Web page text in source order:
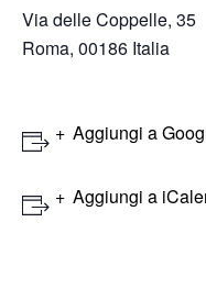
Via delle Coppelle, 35
Roma, 00186 Italia
Aggiungi a
Aggiungi a